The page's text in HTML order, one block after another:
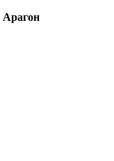
Арагон